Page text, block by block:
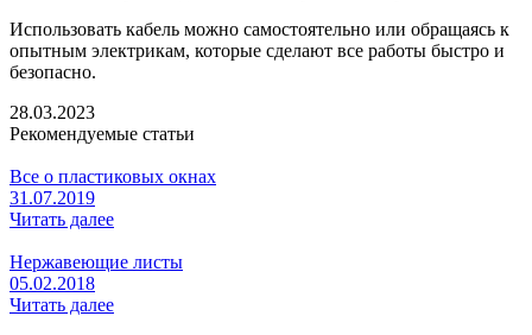
Использовать кабель можно самостоятельно или обращаясь к
опытным электрикам, которые сделают все работы быстро и
безопасно.
28.03.2023
Рекомендуемые статьи
Все о пластиковых окнах
31.07.2019
Читать далее
Нержавеющие листы
05.02.2018
Читать далее